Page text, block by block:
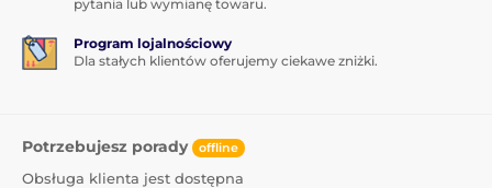
pytania lub wymianę towaru.
Program lojalnościowy
Dla stałych klientów oferujemy ciekawe zniżki.
Potrzebujesz porady offline
Obsługa klienta jest dostępna